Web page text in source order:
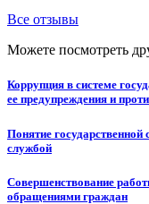
Все отзывы
Можете посмотреть
Коррупция в системе
ее предупреждения и
Понятие
службой
Совершенствование
обращениями граждан